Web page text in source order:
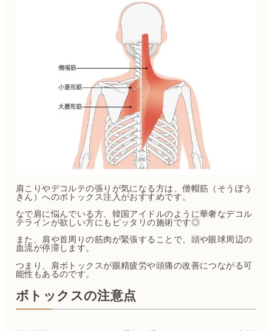
肩こりやデコルテの張りが気になる方は、僧帽筋（そうぼう
きん）へのボトックス注入がおすすめです。
なで肩に悩んでいる方、韓国アイドルのように華奢なデコル
テラインが欲しい方にもピッタリの施術です◎
また、肩や首周りの筋肉が緊張することで、頭や眼球周辺の
血流が停滞します。
つまり、肩ボトックスが眼精疲労や頭痛の改善につながる可
能性もあるのです。
ボトックスの注意点